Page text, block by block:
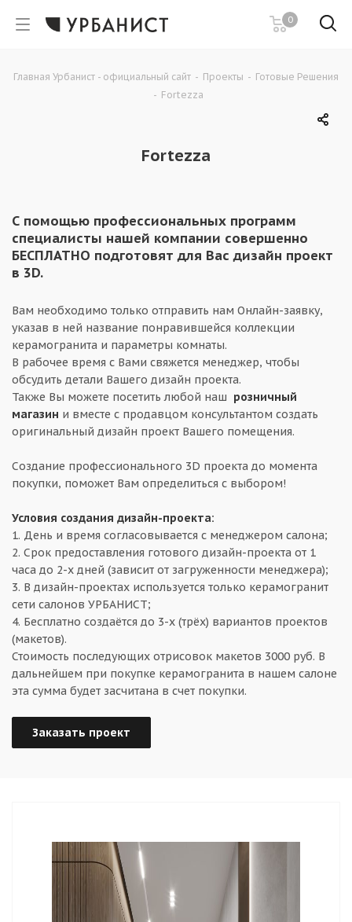
0
Главная Урбанист - официальный сайт - Проекты - Готовые Решения
- Fortezza
Fortezza
С помощью профессиональных программ
специалисты нашей компании совершенно
БЕСПЛАТНО подготовят для Вас дизайн проект
в 3D.
Вам необходимо только отправить нам Онлайн-заявку,
указав в ней название понравившейся коллекции
керамогранита и параметры комнаты.
В рабочее время с Вами свяжется менеджер, чтобы
обсудить детали Вашего дизайн проекта.
Также Вы можете посетить любой наш розничный
магазин и вместе с продавцом консультантом создать
оригинальный дизайн проект Вашего помещения.
Создание профессионального 3D проекта до момента
покупки, поможет Вам определиться с выбором!
Условия создания дизайн-проекта:
1. День и время согласовывается с менеджером салона;
2. Срок предоставления готового дизайн-проекта от 1
часа до 2-х дней (зависит от загруженности менеджера);
3. В дизайн-проектах используется только керамогранит
сети салонов УРБАНИСТ;
4. Бесплатно создаётся до 3-х (трёх) вариантов проектов
(макетов).
Стоимость последующих отрисовок макетов 3000 руб. В
дальнейшем при покупке керамогранита в нашем салоне
эта сумма будет засчитана в счет покупки.
Заказать проект